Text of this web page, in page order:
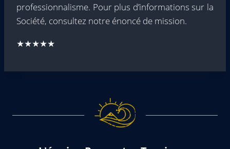
professionnalisme. Pour plus d’informations sur la
Société, consultez notre énoncé de mission.
★★★★★